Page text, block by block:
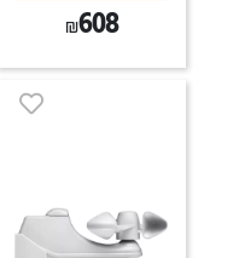
₪608